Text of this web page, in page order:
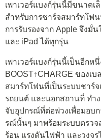
เพาเวอร์แบงก์รุ่นนี้มีขนาดเ
สำหรับการชาร์จสมาร์ทโฟ
การรับรองจาก Apple จึงมั่
และ iPad ได้ทุกรุ่น
เพาเวอร์แบงก์รุ่นนี้เป็นอีกห
BOOST↑CHARGE ของ
สมาร์ทโฟนที่เป็นระบบชาร์
รถยนต์ และนอกสถานที่ ทำ
จับอุปกรณ์ที่ต่อพ่วงเพื่อมอบ
รณ์นั้นๆ มาพร้อมระบบตรว
ร้อน แรงดันไฟฟ้า และวงจ